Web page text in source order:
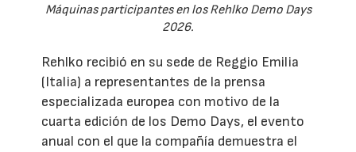
Máquinas participantes en los Rehlko Demo Days
2026.
Rehlko recibió en su sede de Reggio Emilia
(Italia) a representantes de la prensa
especializada europea con motivo de la
cuarta edición de los Demo Days, el evento
anual con el que la compañía demuestra el